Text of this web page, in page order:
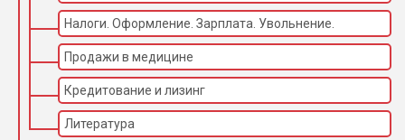
Налоги. Оформление. Зарплата. Увольнение.
Продажи в медицине
Кредитование и лизинг
Литература